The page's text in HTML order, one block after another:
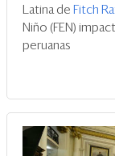
Latina de Fitch
Niño (FEN)
peruanas